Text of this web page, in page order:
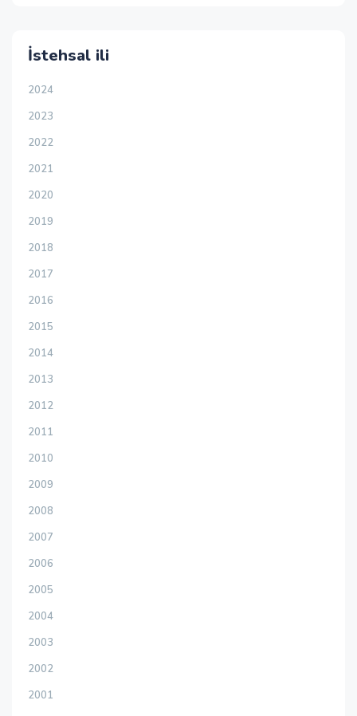
İstehsal ili
2024
2023
2022
2021
2020
2019
2018
2017
2016
2015
2014
2013
2012
2011
2010
2009
2008
2007
2006
2005
2004
2003
2002
2001